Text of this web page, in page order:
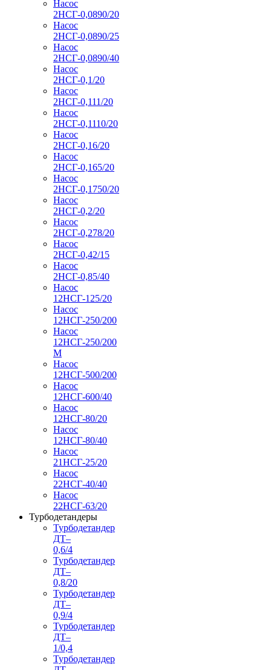
Насос
2НСГ-0,0890/20
Насос
2НСГ-0,0890/25
Насос
2НСГ-0,0890/40
Насос
2НСГ-0,1/20
Насос
2НСГ-0,111/20
Насос
2НСГ-0,1110/20
Насос
2НСГ-0,16/20
Насос
2НСГ-0,165/20
Насос
2НСГ-0,1750/20
Насос
2НСГ-0,2/20
Насос
2НСГ-0,278/20
Насос
2НСГ-0,42/15
Насос
2НСГ-0,85/40
Насос
12НСГ-125/20
Насос
12НСГ-250/200
Насос
12НСГ-250/200
М
Насос
12НСГ-500/200
Насос
12НСГ-600/40
Насос
12НСГ-80/20
Насос
12НСГ-80/40
Насос
21НСГ-25/20
Насос
22НСГ-40/40
Насос
22НСГ-63/20
Турбодетандеры
Турбодетандер
ДТ–
0,6/4
Турбодетандер
ДТ–
0,8/20
Турбодетандер
ДТ–
0,9/4
Турбодетандер
ДТ–
1/0,4
Турбодетандер